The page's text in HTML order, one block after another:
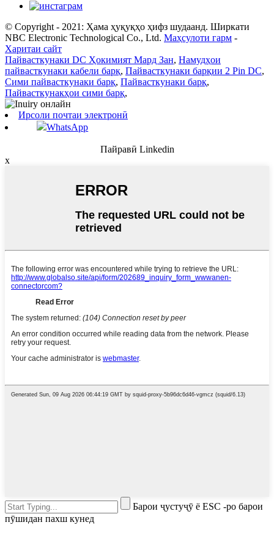
© Copyright - 2021: Ҳама ҳуқуқҳо ҳифз шудаанд. Ширкати
NBC Electronic Technological Co., Ltd. Маҳсулоти гарм -
Харитаи сайт
Пайвасткунаки DC Ҳокимият Мард Зан, Намудҳои
пайвасткунаки кабели барқ, Пайвасткунаки барқии 2 Pin DC,
Сими пайвасткунаки барқ, Пайвасткунаки барқ,
Пайвасткунакҳои сими барқ,
Ирсоли почтаи электронӣ
WhatsApp
Пайравӣ Linkedin
x
Барои ҷустуҷӯ ё ESC -ро барои
пӯшидан пахш кунед